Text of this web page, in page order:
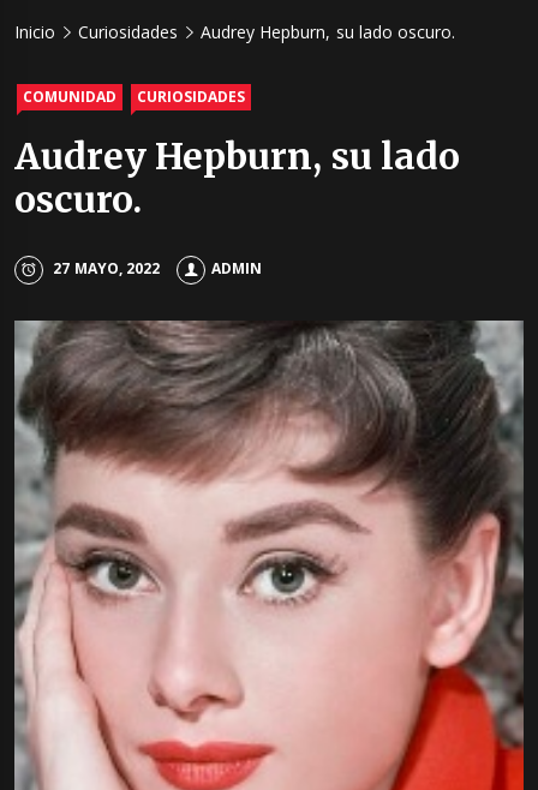
San
Inicio Curiosidades Audrey Hepburn, su lado oscuro.
COMUNIDAD CURIOSIDADES
Audrey Hepburn, su lado
oscuro.
27 MAYO, 2022 ADMIN